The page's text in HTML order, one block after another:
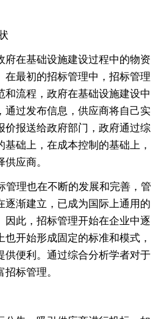
府在基础设施建设过程中的物资
在最初的招标管理中，招标管理
和流程，政府在基础设施建设中
通过发布信息，供应商将自己实
价报送给政府部门，政府通过综
础上，在成本控制的基础上，
应商。
管理也在不断的发展和完善，管
逐渐建立，已成为国际上通用的
因此，招标管理开始在企业中逐
开始形成固定的标准和模式，
供便利。通过综合分析学者对于
标管理。